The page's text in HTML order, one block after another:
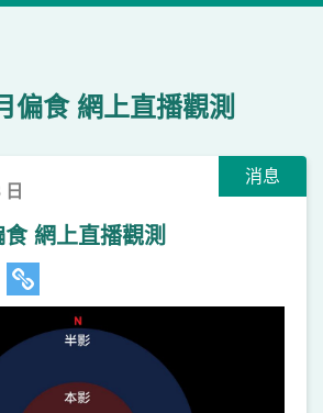
偏食 網上直播觀測
消息
網上直播觀測